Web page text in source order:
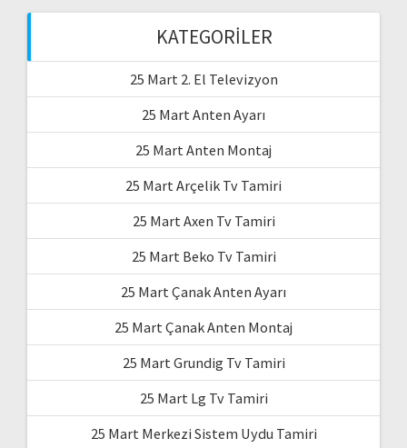
KATEGORILER
25 Mart 2. El Televizyon
25 Mart Anten Ayarı
25 Mart Anten Montaj
25 Mart Arçelik Tv Tamiri
25 Mart Axen Tv Tamiri
25 Mart Beko Tv Tamiri
25 Mart Çanak Anten Ayarı
25 Mart Çanak Anten Montaj
25 Mart Grundig Tv Tamiri
25 Mart Lg Tv Tamiri
25 Mart Merkezi Sistem Uydu Tamiri